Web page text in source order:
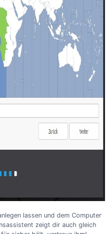
lassen und dem Computer
zeigt dir auch gleich